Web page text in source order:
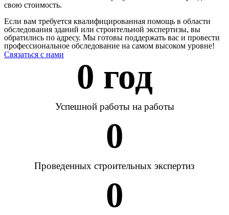
свою стоимость.
Если вам требуется квалифицированная помощь в области
обследования зданий или строительной экспертизы, вы
обратились по адресу. Мы готовы поддержать вас и провести
профессиональное обследование на самом высоком уровне!
Связаться с нами
0 год
Успешной работы на работы
0
Проведенных строительных экспертиз
0